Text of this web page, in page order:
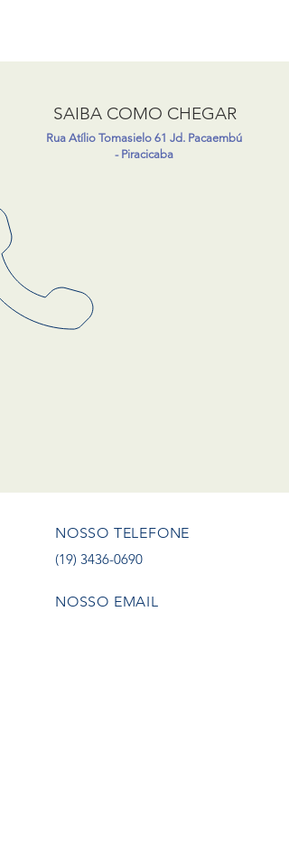
SAIBA COMO CHEGAR
Rua Atílio Tomasielo 61 Jd. Pacaembú
- Piracicaba
NOSSO TELEFONE
(19) 3436-0690
NOSSO EMAIL